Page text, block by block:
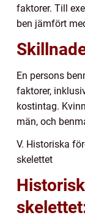
faktorer. Till
ben jämfört
En persons
faktorer,
kostintag.
män, och
V. Historiska
skelettet